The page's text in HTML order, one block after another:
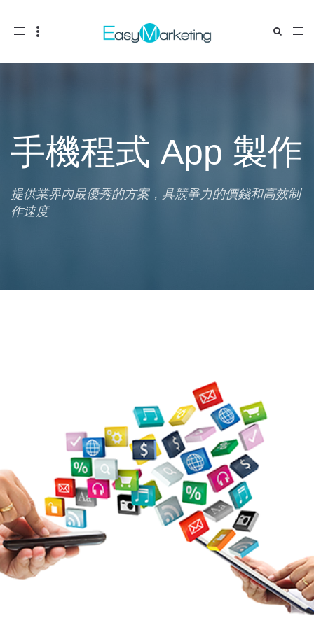
Toggle
手機程式 App 製作
提供業界內最優秀的方案，具競爭力的價錢和高效制
作速度